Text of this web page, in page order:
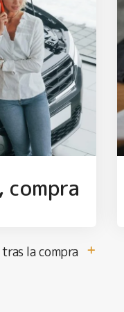
compra
la compra